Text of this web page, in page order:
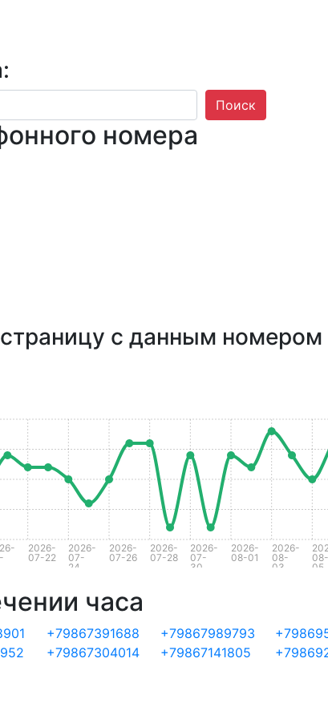
Поиск
номера
с данным номером
2026-
07-22
2026-
07-
24
2026-
07-26
2026-
07-28
2026-
07-
30
2026-
08-01
2026-
08-
03
08-
05
часа
+79867391688 +79867989793
+79867304014 +79867141805